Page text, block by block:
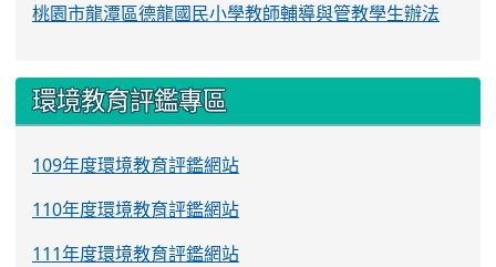
桃園市龍潭區德龍國民小學教師輔導與管教學生辦法
環境教育評鑑專區
109年度環境教育評鑑網站
110年度環境教育評鑑網站
111年度環境教育評鑑網站